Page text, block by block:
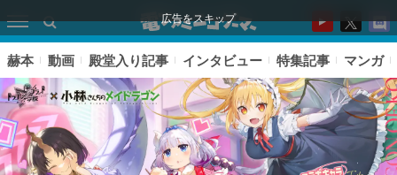
広告をスキップ
赫本 動画 殿堂入り記事 インタビュー 特集記事 マンガ